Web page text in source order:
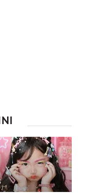
f(x), Sulli kerap